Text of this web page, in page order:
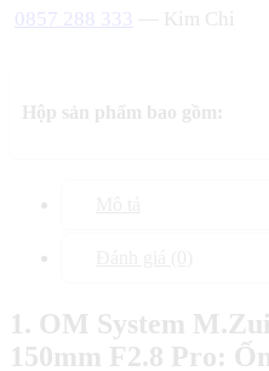
0857 288 333
— Kim Chi
Hộp sản phẩm bao gồm:
1. OM System
150mm F2.8 Pro: